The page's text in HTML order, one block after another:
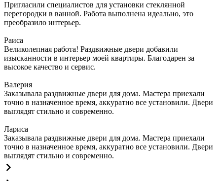
Пригласили специалистов для установки стеклянной
перегородки в ванной. Работа выполнена идеально, это
преобразило интерьер.
Раиса
Великолепная работа! Раздвижные двери добавили
изысканности в интерьер моей квартиры. Благодарен за
высокое качество и сервис.
Валерия
Заказывала раздвижные двери для дома. Мастера приехали
точно в назначенное время, аккуратно все установили. Двери
выглядят стильно и современно.
Лариса
Заказывала раздвижные двери для дома. Мастера приехали
точно в назначенное время, аккуратно все установили. Двери
выглядят стильно и современно.